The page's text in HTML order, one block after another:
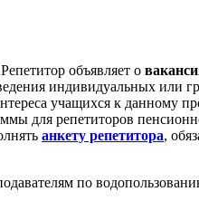
объявляет о
индивидуальных или
учащихся к данному
для репетиторов
анкету репетитора,
по